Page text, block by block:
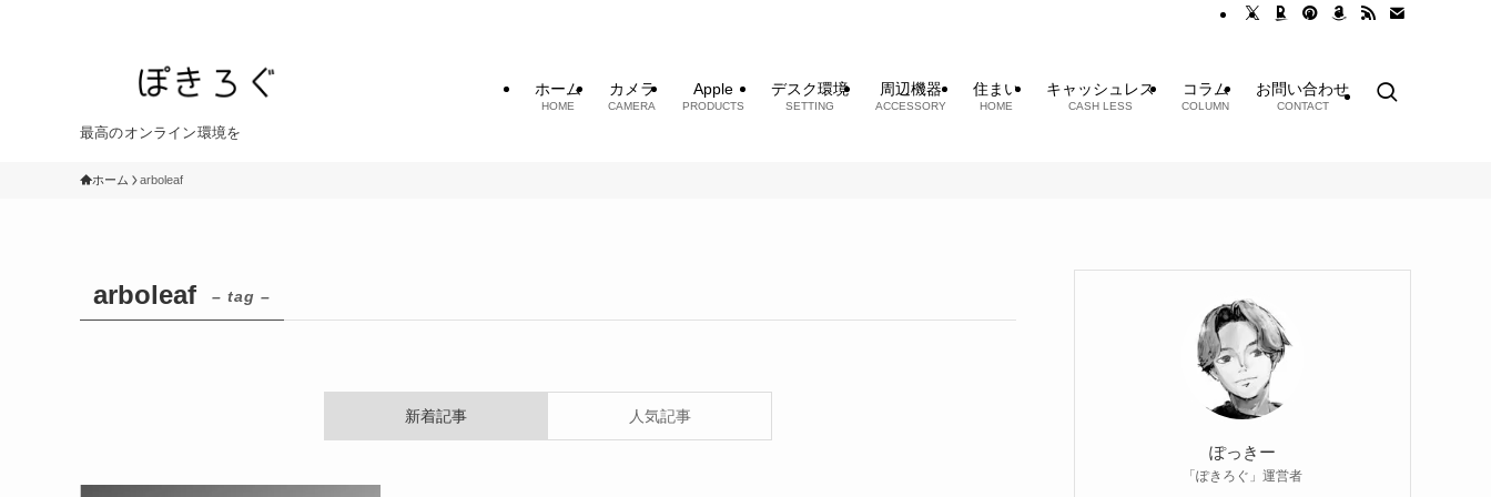
最高のオンライン環境を
ホーム
HOME
カメラ
CAMERA
Apple
PRODUCTS
デスク環境
SETTING
周辺機器
ACCESSORY
住まい
HOME
キャッシュレス
CASH LESS
コラム
COLUMN
お問い合わせ
CONTACT
ホーム arboleaf
arboleaf – tag –
新着記事 人気記事
ぽっきー
「ぽきろぐ」運営者